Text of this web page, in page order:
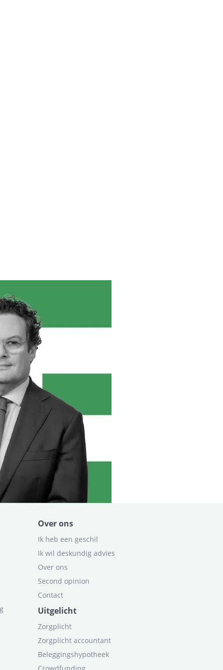
Over ons
Ik heb een geschil
Ik wil deskundig advies
Over ons
Second opinion
Contact
Uitgelicht
Zorgplicht
Zorgplicht accountant
Beleggingshypotheek